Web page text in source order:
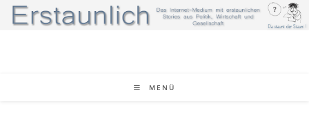
Zum
Inhalt
MENÜ